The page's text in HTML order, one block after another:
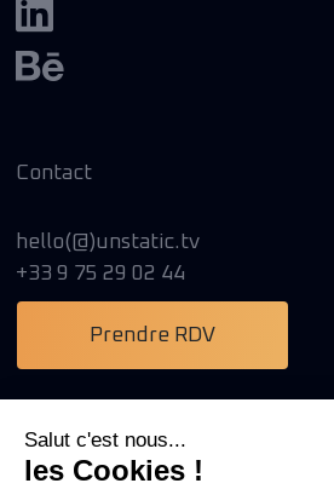
Contact
hello(@)unstatic.tv
+33 9 75 29 02 44
Prendre RDV
Salut c'est nous...
les Cookies !